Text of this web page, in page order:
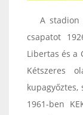
A stadion
csapatot
Libertas és a
Kétszeres
kupagyőztes,
1961-ben